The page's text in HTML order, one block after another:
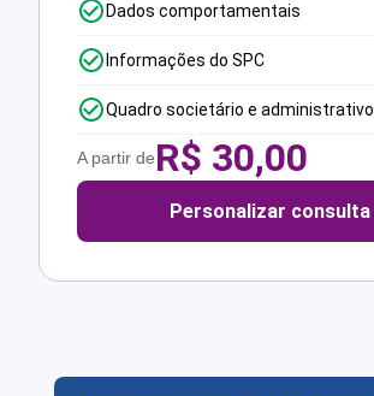
Dados comportamentais
Informações do SPC
Quadro societário e administrativo
A partir deR$ 30,00
Personalizar consulta